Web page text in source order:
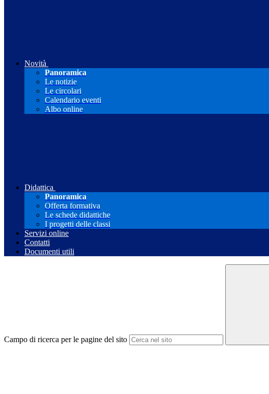
Novità
Panoramica
Le notizie
Le circolari
Calendario eventi
Albo online
Didattica
Panoramica
Offerta formativa
Le schede didattiche
I progetti delle classi
Servizi online
Contatti
Documenti utili
Campo di ricerca per le pagine del sito